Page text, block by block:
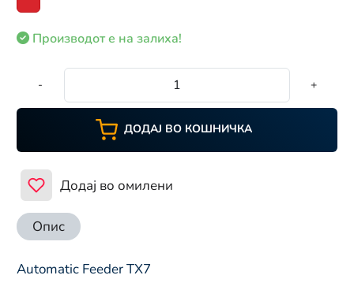
Производот е на залиха!
- +
ДОДАЈ ВО КОШНИЧКА
Додај во омилени
Опис
Automatic Feeder TX7